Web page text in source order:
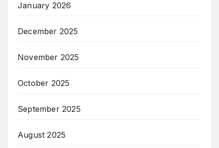
January 2026
December 2025
November 2025
October 2025
September 2025
August 2025